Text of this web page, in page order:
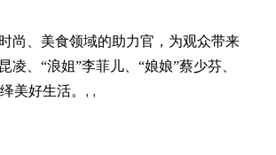
尚、美食领域的助力官，为观众带来
、“浪姐”李菲儿、“娘娘”蔡少芬、
美好生活。 , ,